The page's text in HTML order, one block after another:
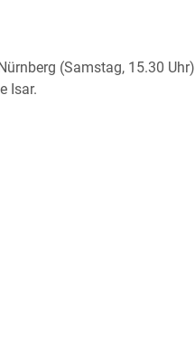
(Samstag, 15.30 Uhr)
Isar.